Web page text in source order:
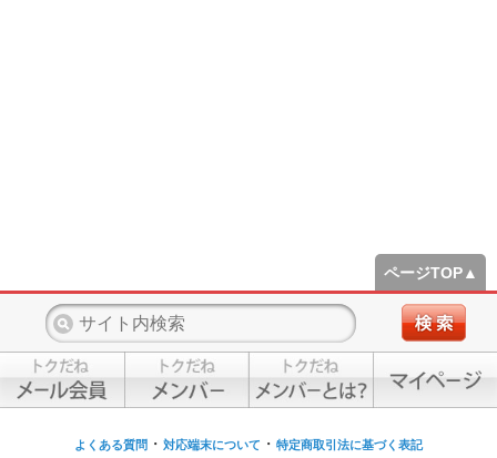
ページTOP▲
よくある質問 ・ 対応端末について ・ 特定商取引法に基づく表記